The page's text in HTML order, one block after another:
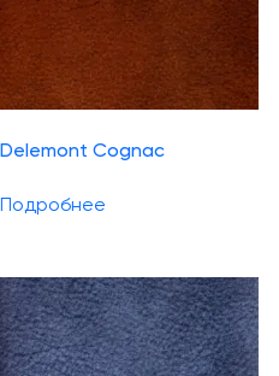
Delemont Cognac
Подробнее